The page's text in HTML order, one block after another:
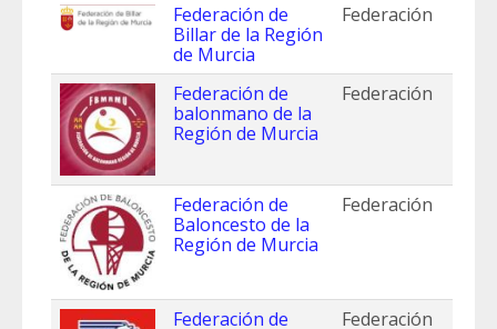
Federación de
Billar de la Región
de Murcia
Federación
Federación de
balonmano de la
Región de Murcia
Federación
Federación de
Baloncesto de la
Región de Murcia
Federación
Federación de
Federación